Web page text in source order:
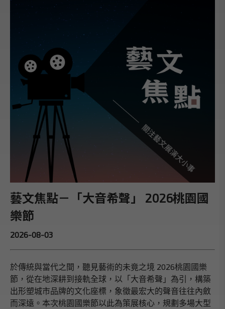
藝文焦點－「大音希聲」 2026桃園國
樂節
2026-08-03
於傳統與當代之間，聽見藝術的未竟之境 2026桃園國樂
節，從在地深耕到接軌全球，以「大音希聲」為引，構築
出形塑城市品牌的文化座標，象徵最宏大的聲音往往內斂
而深遠。本次桃園國樂節以此為策展核心，規劃多場大型